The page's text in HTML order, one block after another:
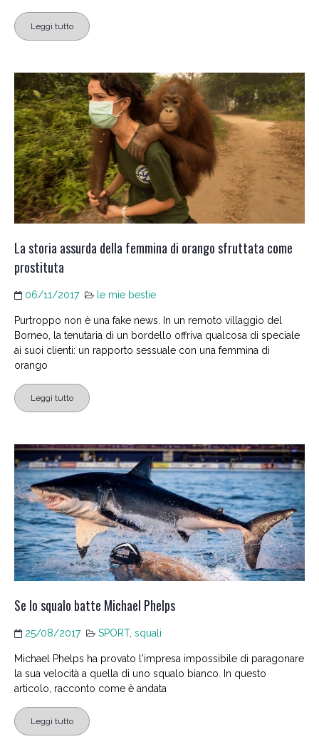
Leggi tutto
La storia assurda della femmina di orango sfruttata come
prostituta
06/11/2017 le mie bestie
Purtroppo non è una fake news. In un remoto villaggio del
Borneo, la tenutaria di un bordello offriva qualcosa di speciale
ai suoi clienti: un rapporto sessuale con una femmina di
orango
Leggi tutto
Se lo squalo batte Michael Phelps
25/08/2017 SPORT, squali
Michael Phelps ha provato l'impresa impossibile di paragonare
la sua velocità a quella di uno squalo bianco. In questo
articolo, racconto come è andata
Leggi tutto